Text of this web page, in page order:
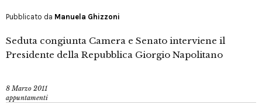
Pubblicato da Manuela Ghizzoni
Seduta congiunta Camera e Senato interviene il
Presidente della Repubblica Giorgio Napolitano
8 Marzo 2011
appuntamenti